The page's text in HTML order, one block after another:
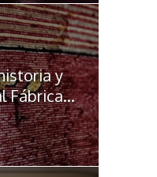
y
Fábrica...